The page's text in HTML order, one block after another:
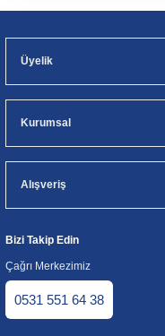
Üyelik
Kurumsal
Alışveriş
Bizi Takip Edin
Çağrı Merkezimiz
0531 551 64 38